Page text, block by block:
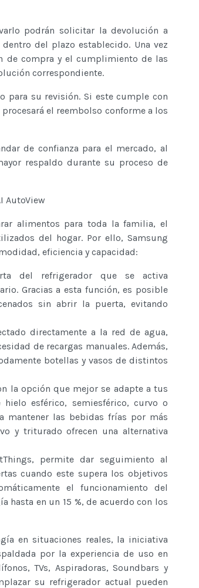
podrán solicitar la devolución a
del plazo establecido. Una vez
de compra y el cumplimiento de las
correspondiente.
para su revisión. Si este cumple con
el reembolso conforme a los
de confianza para el mercado, al
respaldo durante su proceso de
AutoView
alimentos para toda la familia, el
del hogar. Por ello, Samsung
eficiencia y capacidad:
del refrigerador que se activa
Gracias a esta función, es posible
sin abrir la puerta, evitando
directamente a la red de agua,
de recargas manuales. Además,
botellas y vasos de distintos
la opción que mejor se adapte a tus
esférico, semiesférico, curvo o
mantener las bebidas frías por más
y triturado ofrecen una alternativa
permite dar seguimiento al
cuando este supera los objetivos
el funcionamiento del
hasta en un 15 %, de acuerdo con los
en situaciones reales, la iniciativa
por la experiencia de uso en
TVs, Aspiradoras, Soundbars y
su refrigerador actual pueden